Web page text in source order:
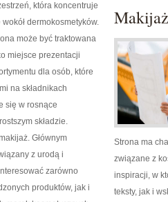
która koncentruje
wokół dermokosmetyków.
może być traktowana
miejsce prezentacji
dla osób, które
na składnikach
się w rosnące
składzie.
Głównym
z urodą i
zarówno
produktów, jak i
Strona ma
związane z
inspiracji, w
teksty, jak i